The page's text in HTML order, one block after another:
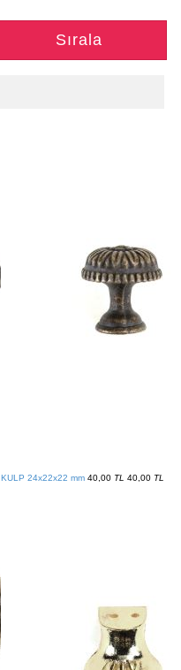
Sırala
KULP 24x22x22 mm 40,00 TL 40,00 TL